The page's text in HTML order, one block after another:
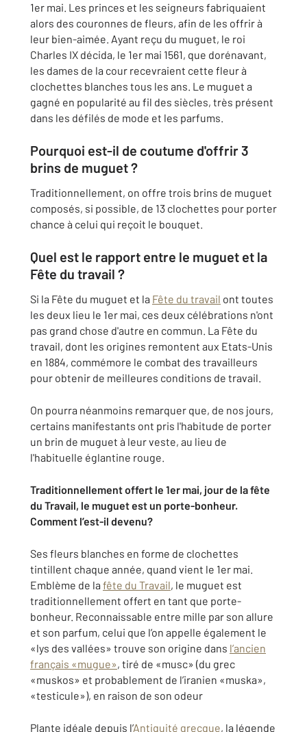
1er mai. Les princes et les seigneurs fabriquaient
alors des couronnes de fleurs, afin de les offrir à
leur bien-aimée. Ayant reçu du muguet, le roi
Charles IX décida, le 1er mai 1561, que dorénavant,
les dames de la cour recevraient cette fleur à
clochettes blanches tous les ans. Le muguet a
gagné en popularité au fil des siècles, très présent
dans les défilés de mode et les parfums.
Pourquoi est-il de coutume d'offrir 3
brins de muguet ?
Traditionnellement, on offre trois brins de muguet
composés, si possible, de 13 clochettes pour porter
chance à celui qui reçoit le bouquet.
Quel est le rapport entre le muguet et la
Fête du travail ?
Si la Fête du muguet et la Fête du travail ont toutes
les deux lieu le 1er mai, ces deux célébrations n'ont
pas grand chose d'autre en commun. La Fête du
travail, dont les origines remontent aux Etats-Unis
en 1884, commémore le combat des travailleurs
pour obtenir de meilleures conditions de travail.
On pourra néanmoins remarquer que, de nos jours,
certains manifestants ont pris l'habitude de porter
un brin de muguet à leur veste, au lieu de
l'habituelle églantine rouge.
Traditionnellement offert le 1er mai, jour de la fête
du Travail, le muguet est un porte-bonheur.
Comment l’est-il devenu?
Ses fleurs blanches en forme de clochettes
tintillent chaque année, quand vient le 1er mai.
Emblème de la fête du Travail, le muguet est
traditionnellement offert en tant que porte-
bonheur. Reconnaissable entre mille par son allure
et son parfum, celui que l’on appelle également le
«lys des vallées» trouve son origine dans l’ancien
français «mugue», tiré de «musc» (du grec
«muskos» et probablement de l’iranien «muska»,
«testicule»), en raison de son odeur
Plante idéale depuis l’Antiquité grecque, la légende